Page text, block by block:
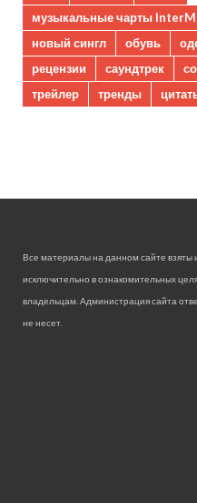
музыкальные чарты
новый сингл
обувь
рецензии
саундтрек
трейлер
тренды
Все материалы на данном сайте взяты
исключительно в ознакомительных
владельцам. Администрация сайта
не несет.